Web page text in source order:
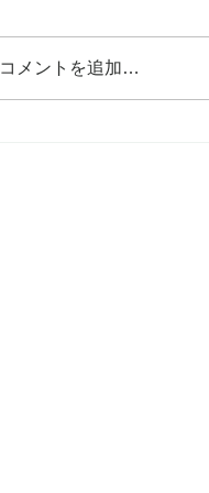
mami吉祥寺店、6年目
コメントを追加…